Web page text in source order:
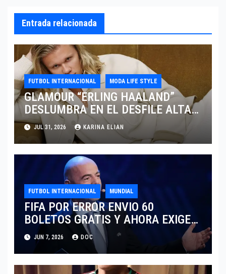
Entrada relacionada
FUTBOL INTERNACIONAL MODA LIFE STYLE
GLAMOUR “ERLING HAALAND”
DESLUMBRA EN EL DESFILE ALTA
SARTORIA DE DOLCE & GABBANA
TRAS EL MUNDIAL 2026
JUL 31, 2026 KARINA ELIAN
FUTBOL INTERNACIONAL MUNDIAL
FIFA POR ERROR ENVIO 60
BOLETOS GRATIS Y AHORA EXIGE
COBRO.
JUN 7, 2026 DOC